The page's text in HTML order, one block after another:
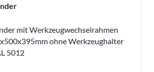
mit Werkzeugwechselrahmen
ohne Werkzeughalter
5012